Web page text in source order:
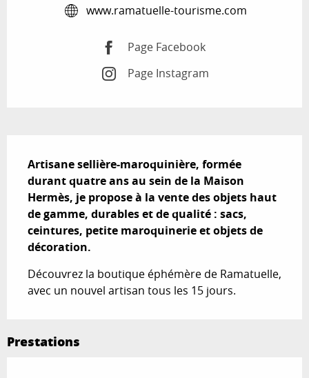
www.ramatuelle-tourisme.com
Page Facebook
Page Instagram
Artisane sellière-maroquinière, formée
durant quatre ans au sein de la Maison
Hermès, je propose à la vente des objets haut
de gamme, durables et de qualité : sacs,
ceintures, petite maroquinerie et objets de
décoration.
Découvrez la boutique éphémère de Ramatuelle,
avec un nouvel artisan tous les 15 jours.
Prestations